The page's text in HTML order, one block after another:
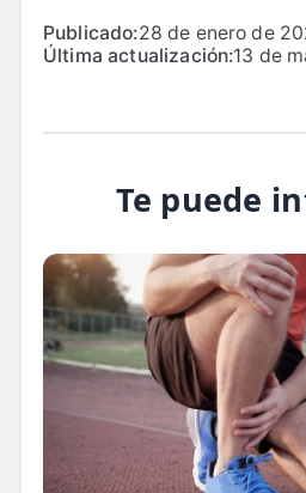
Publicado:28 de enero de
Última actualización:13 de
Te puede